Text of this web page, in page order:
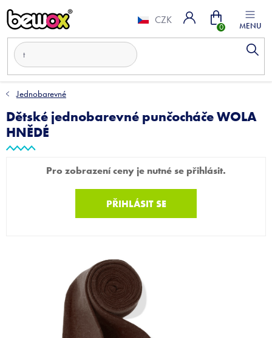
na
obsah
CZK Nákupní
Jednobarevné
Dětské jednobarevné punčocháče WOLA
HNĚDÉ
Pro zobrazení ceny je nutné se přihlásit.
PŘIHLÁSIT SE